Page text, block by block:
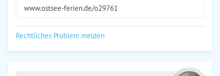
www.ostsee-ferien.de/o29761
Rechtliches Problem melden